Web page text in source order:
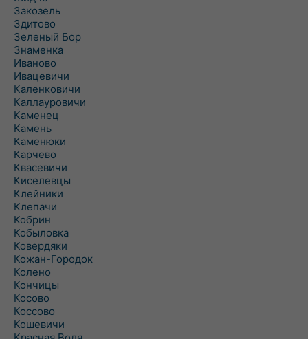
Закозель
Здитово
Зеленый Бор
Знаменка
Иваново
Ивацевичи
Каленковичи
Каллауровичи
Каменец
Камень
Каменюки
Карчево
Квасевичи
Киселевцы
Клейники
Клепачи
Кобрин
Кобыловка
Ковердяки
Кожан-Городок
Колено
Кончицы
Косово
Коссово
Кошевичи